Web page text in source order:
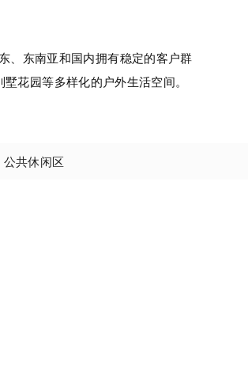
、东南亚和国内拥有稳定的客户群
花园等多样化的户外生活空间。
公共休闲区